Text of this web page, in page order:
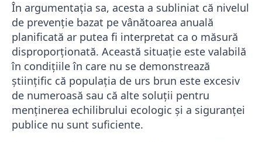
În argumentația sa, acesta a subliniat că nivelul
de prevenţie bazat pe vânătoarea anuală
planificată ar putea fi interpretat ca o măsură
disproporţionată. Această situație este valabilă
în condițiile în care nu se demonstrează
ştiinţific că populaţia de urs brun este excesiv
de numeroasă sau că alte soluţii pentru
menținerea echilibrului ecologic şi a siguranţei
publice nu sunt suficiente.